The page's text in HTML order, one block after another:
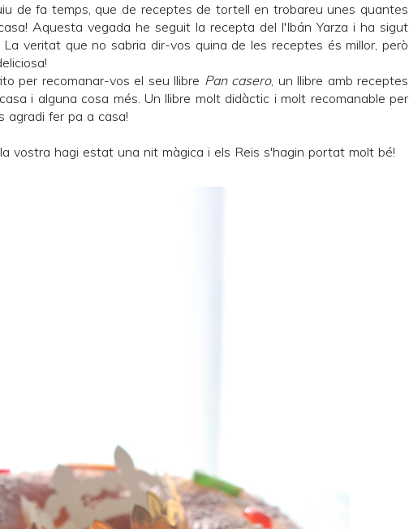
de fa temps, que de receptes de tortell en trobareu unes quantes
Aquesta vegada he seguit la recepta del l'Ibán Yarza i ha sigut
veritat que no sabria dir-vos quina de les receptes és millor, però
per recomanar-vos el seu llibre Pan casero, un llibre amb receptes
i alguna cosa més. Un llibre molt didàctic i molt recomanable per
agradi fer pa a casa!
vostra hagi estat una nit màgica i els Reis s'hagin portat molt bé!